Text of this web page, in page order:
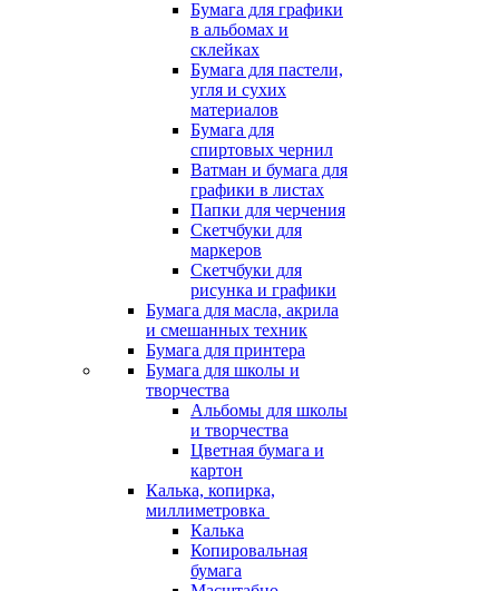
Бумага для графики
в альбомах и
склейках
Бумага для пастели,
угля и сухих
материалов
Бумага для
спиртовых чернил
Ватман и бумага для
графики в листах
Папки для черчения
Скетчбуки для
маркеров
Скетчбуки для
рисунка и графики
Бумага для масла, акрила
и смешанных техник
Бумага для принтера
Бумага для школы и
творчества
Альбомы для школы
и творчества
Цветная бумага и
картон
Калька, копирка,
миллиметровка
Калька
Копировальная
бумага